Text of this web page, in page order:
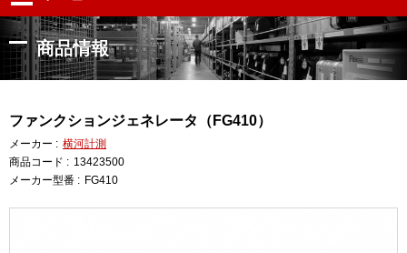
商品情報
ファンクションジェネレータ（FG410）
メーカー : 横河計測
商品コード : 13423500
メーカー型番 : FG410